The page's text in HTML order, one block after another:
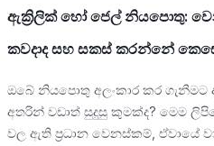
ඇක්‍රිලික් හෝ ජෙල් නියපොතු:
කවදාද සහ සකස් කරන්නේ
ඔබේ නියපොතු අලංකාර කර
අතරින් වඩාත් සුදුසු කුමක්ද? මෙම
වල ඇති ප්‍රධාන වෙනස්කම්, ඒවායේ